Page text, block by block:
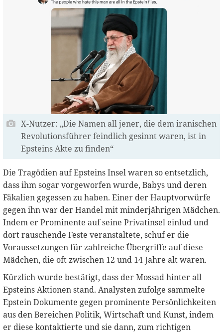
X-Nutzer: „Die Namen all jener, die dem iranischen
Revolutionsführer feindlich gesinnt waren, ist in
Epsteins Akte zu finden“
Die Tragödien auf Epsteins Insel waren so entsetzlich,
dass ihm sogar vorgeworfen wurde, Babys und deren
Fäkalien gegessen zu haben. Einer der Hauptvorwürfe
gegen ihn war der Handel mit minderjährigen Mädchen.
Indem er Prominente auf seine Privatinsel einlud und
dort rauschende Feste veranstaltete, schuf er die
Voraussetzungen für zahlreiche Übergriffe auf diese
Mädchen, die oft zwischen 12 und 14 Jahre alt waren.
Kürzlich wurde bestätigt, dass der Mossad hinter all
Epsteins Aktionen stand. Analysten zufolge sammelte
Epstein Dokumente gegen prominente Persönlichkeiten
aus den Bereichen Politik, Wirtschaft und Kunst, indem
er diese kontaktierte und sie dann, zum richtigen